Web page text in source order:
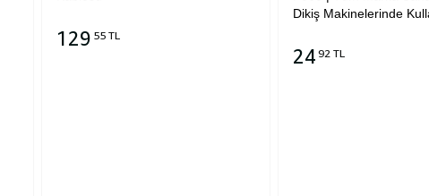
129 55 TL
Dikiş Makinelerinde
24 92 TL